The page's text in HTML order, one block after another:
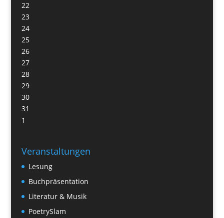
22
23
24
25
26
27
28
29
30
31
1
Veranstaltungen
Lesung
Buchpräsentation
Literatur & Musik
PoetrySlam